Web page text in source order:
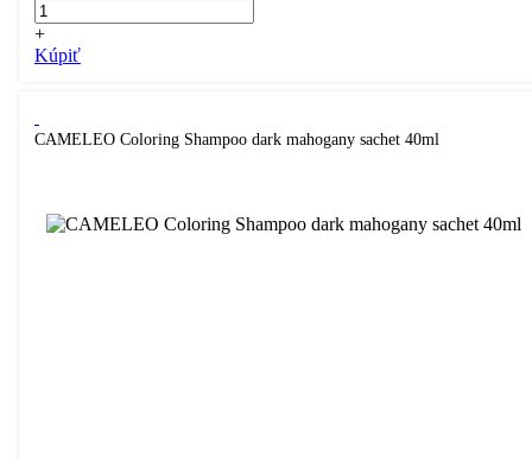
+
Kúpiť
CAMELEO Coloring Shampoo dark mahogany sachet 40ml